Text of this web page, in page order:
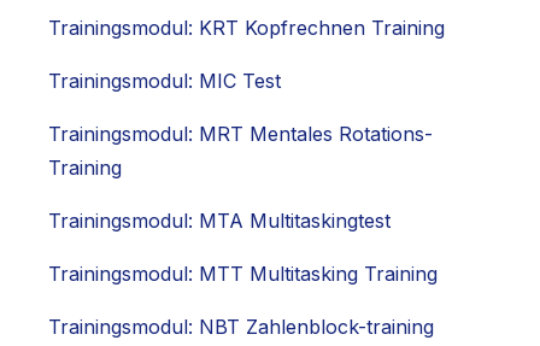
Trainingsmodul: KRT Kopfrechnen Training
Trainingsmodul: MIC Test
Trainingsmodul: MRT Mentales Rotations-
Training
Trainingsmodul: MTA Multitaskingtest
Trainingsmodul: MTT Multitasking Training
Trainingsmodul: NBT Zahlenblock-training